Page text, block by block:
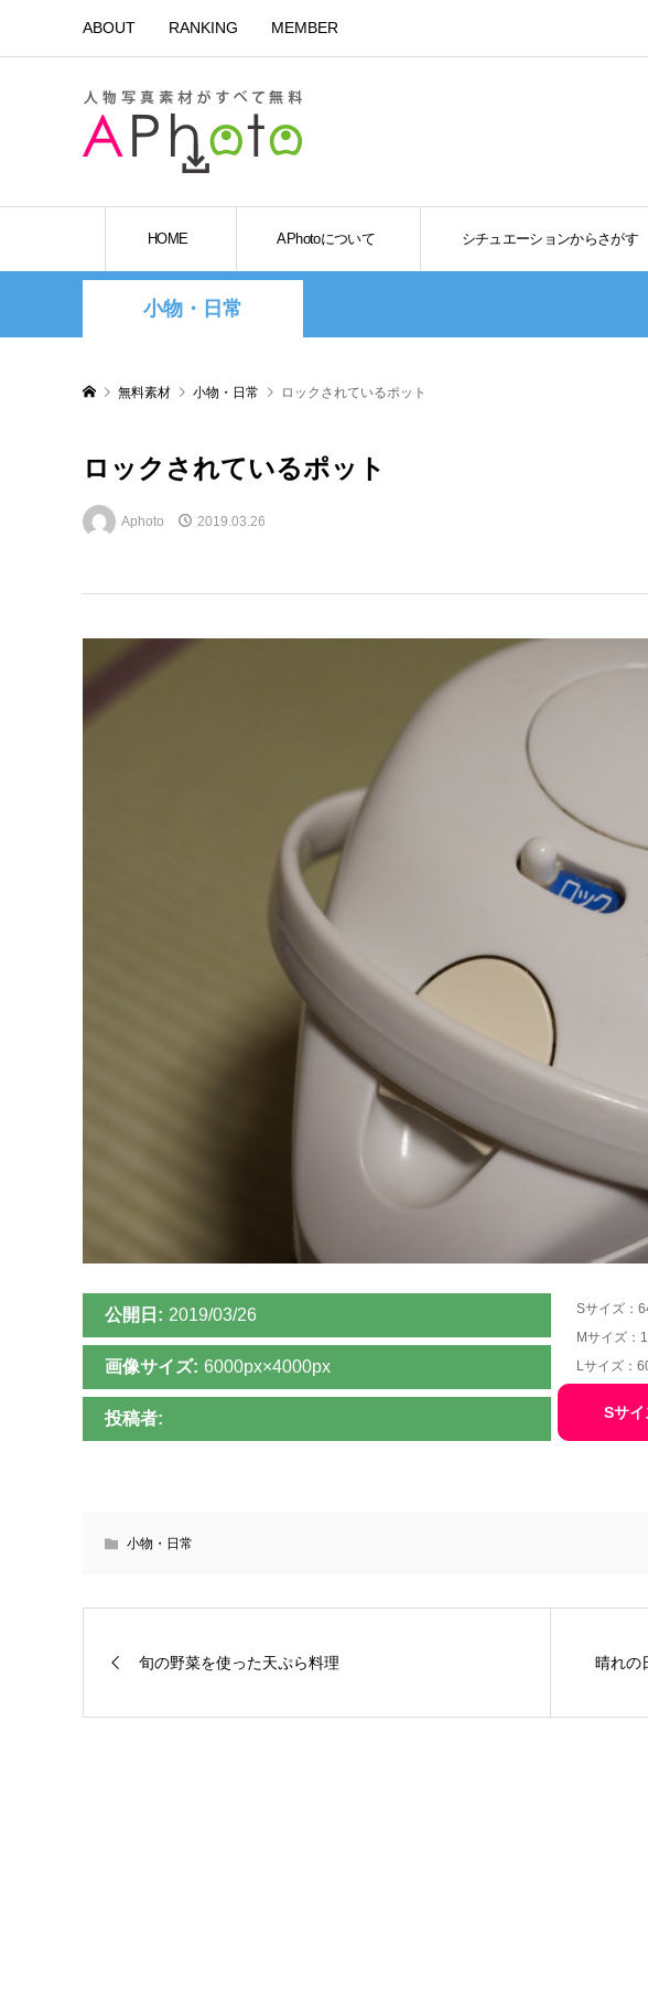
ABOUT RANKING MEMBER
HOME APhotoについて シチュエーションからさがす
小物・日常
無料素材 小物・日常 ロックされているポット
ロックされているポット
Aphoto 2019.03.26
公開日: 2019/03/26
画像サイズ: 6000px×4000px
投稿者:
Sサイズ：
Mサイズ：
Lサイズ：
Sサイ
小物・日常
旬の野菜を使った天ぷら料理 晴れの